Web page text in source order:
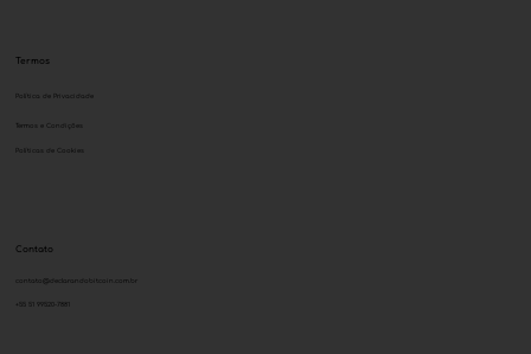
Termos
Política de Privacidade
Termos e Condições
Políticas de Cookies
Contato
contato@declarandobitcoin.com.br
+55 51 99520-7881